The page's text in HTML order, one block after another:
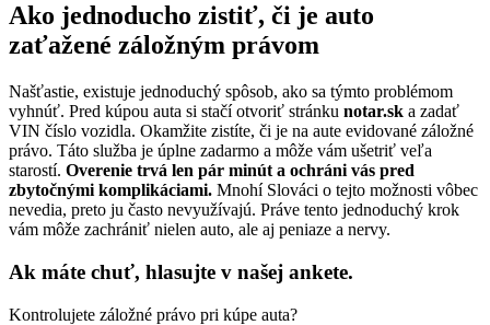
Ako jednoducho zistiť, či je auto
zaťažené záložným právom
Našťastie, existuje jednoduchý spôsob, ako sa týmto problémom
vyhnúť. Pred kúpou auta si stačí otvoriť stránku notar.sk a zadať
VIN číslo vozidla. Okamžite zistíte, či je na aute evidované záložné
právo. Táto služba je úplne zadarmo a môže vám ušetriť veľa
starostí. Overenie trvá len pár minút a ochráni vás pred
zbytočnými komplikáciami. Mnohí Slováci o tejto možnosti vôbec
nevedia, preto ju často nevyužívajú. Práve tento jednoduchý krok
vám môže zachrániť nielen auto, ale aj peniaze a nervy.
Ak máte chuť, hlasujte v našej ankete.
Kontrolujete záložné právo pri kúpe auta?